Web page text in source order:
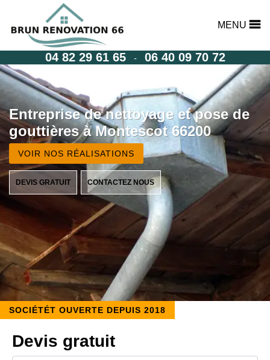
MENU
04 82 29 61 65 - 06 40 09 70 72
Entreprise de nettoyage et pose de
gouttières à Montescot 66200
VOIR NOS RÉALISATIONS
DEVIS GRATUIT CONTACTEZ NOUS
SOCIÉTÉT OUVERTE DEPUIS 2018
Devis gratuit